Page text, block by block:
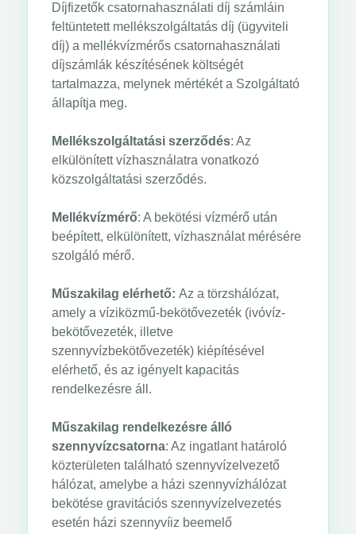
Díjfizetők csatornahasználati díj számláin
feltüntetett mellékszolgáltatás díj (ügyviteli
díj) a mellékvízmérős csatornahasználati
díjszámlák készítésének költségét
tartalmazza, melynek mértékét a Szolgáltató
állapítja meg.
Mellékszolgáltatási szerződés: Az
elkülönített vízhasználatra vonatkozó
közszolgáltatási szerződés.
Mellékvízmérő: A bekötési vízmérő után
beépített, elkülönített, vízhasználat mérésére
szolgáló mérő.
Műszakilag elérhető: Az a törzshálózat,
amely a víziközmű-bekötővezeték (ivóvíz-
bekötővezeték, illetve
szennyvízbekötővezeték) kiépítésével
elérhető, és az igényelt kapacitás
rendelkezésre áll.
Műszakilag rendelkezésre álló
szennyvízcsatorna: Az ingatlant határoló
közterületen található szennyvízelvezető
hálózat, amelybe a házi szennyvízhálózat
bekötése gravitációs szennyvízelvezetés
esetén házi szennyvíiz beemelő